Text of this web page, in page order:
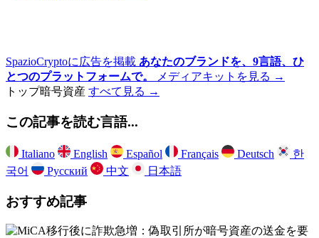
SpazioCryptoに広告を掲載 あなたのブランドを、9言語、ひ
とつのプラットフォームで。
メディアキットを見る →
トップ暗号資産 すべて見る →
この記事を読む言語...
Italiano English Español Français Deutsch
한
국어
Русский 中文 日本語
おすすめ記事